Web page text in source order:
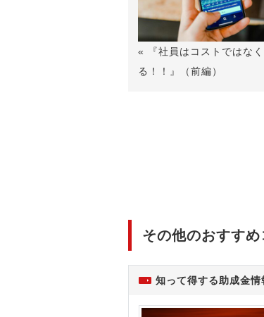
« 『社員はコストではな
る！！』（前編）
その他のおすす
知って得する助成金情